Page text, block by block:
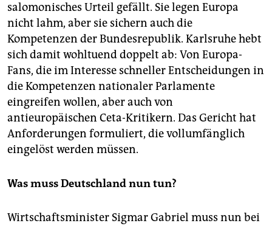
salomonisches Urteil gefällt. Sie legen Europa
nicht lahm, aber sie sichern auch die
Kompetenzen der Bundesrepublik. Karlsruhe hebt
sich damit wohltuend doppelt ab: Von Europa-
Fans, die im Interesse schneller Entscheidungen in
die Kompetenzen nationaler Parlamente
eingreifen wollen, aber auch von
antieuropäischen Ceta-Kritikern. Das Gericht hat
Anforderungen formuliert, die vollumfänglich
eingelöst werden müssen.
Was muss Deutschland nun tun?
Wirtschaftsminister Sigmar Gabriel muss nun bei